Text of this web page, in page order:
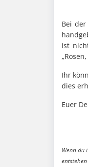
Bei
ist
Ihr
dies
Euer
Wenn du